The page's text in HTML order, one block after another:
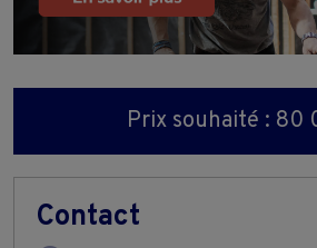
Prix souhaité : 80
Contact